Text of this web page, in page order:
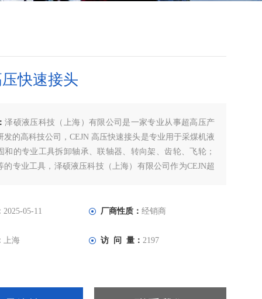
压快速接头
泽硕液压科技（上海）有限公司是一家专业从事超高压产
发的高科技公司，CEJN 高压快速接头是专业用于采煤机液
和的专业工具拆卸轴承、联轴器、转向架、齿轮、飞轮；
的专业工具，泽硕液压科技（上海）有限公司作为CEJN超
2025-05-11 厂商性质： 经销商
上海 访 问 量： 2197